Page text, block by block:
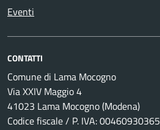
Eventi
CONTATTI
Comune di Lama Mocogno
Via XXIV Maggio 4
41023 Lama Mocogno (Modena)
Codice fiscale / P. IVA: 00460930365